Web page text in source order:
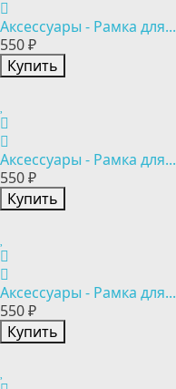
Аксессуары - Рамка для...
550 ₽
Купить
Аксессуары - Рамка для...
550 ₽
Купить
Аксессуары - Рамка для...
550 ₽
Купить